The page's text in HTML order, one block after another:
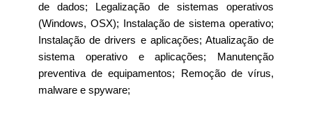
de dados; Legalização de sistemas operativos
(Windows, OSX); Instalação de sistema operativo;
Instalação de drivers e aplicações; Atualização de
sistema operativo e aplicações; Manutenção
preventiva de equipamentos; Remoção de vírus,
malware e spyware;